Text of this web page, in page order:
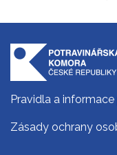
Pravidla a
Zásady ochrany